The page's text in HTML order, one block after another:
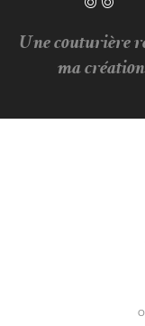
Une couturière
ma création